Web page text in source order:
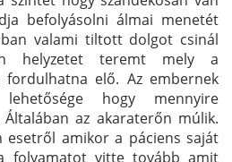
befolyásolni álmai menetét
valami tiltott dolgot csinál
helyzetet teremt mely a
elő. Az embernek
hogy mennyire
az akaraterőn múlik.
esetről amikor a páciens saját
folyamatot vitte tovább amit